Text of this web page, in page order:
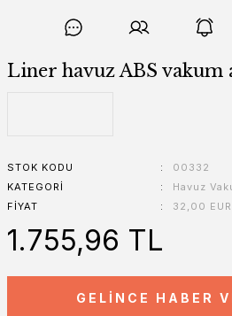
Liner havuz ABS vakum
STOK KODU
00332
KATEGORI
Havuz
FIYAT
32,00
1.755,96 TL
GELİNCE HABER